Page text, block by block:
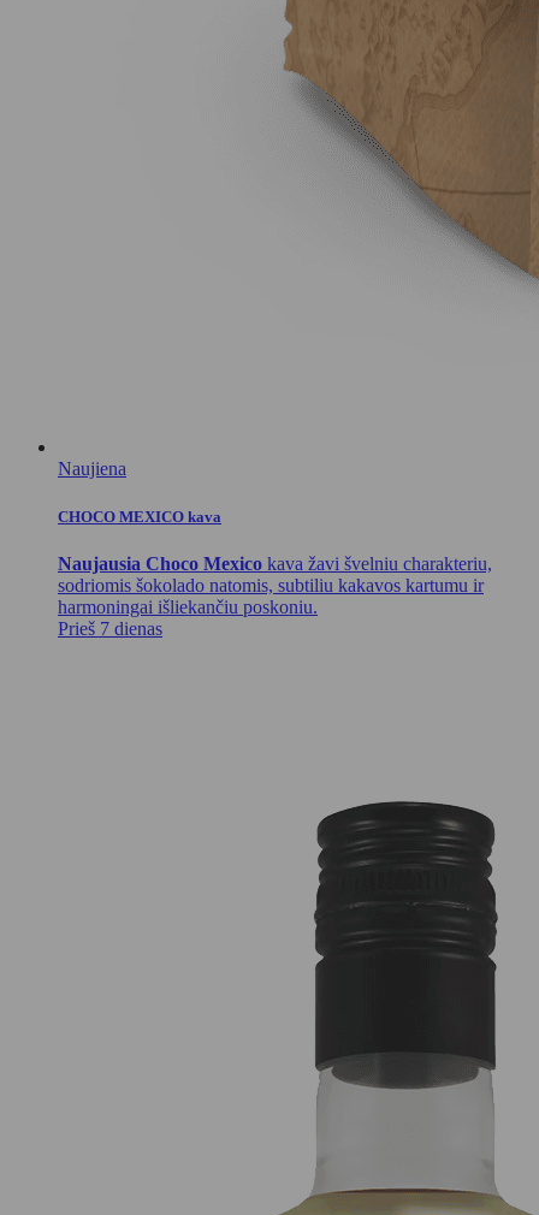
Naujiena
CHOCO MEXICO kava
Naujausia Choco Mexico kava žavi švelniu charakteriu,
sodriomis šokolado natomis, subtiliu kakavos kartumu ir
harmoningai išliekančiu poskoniu.
Prieš 7 dienas